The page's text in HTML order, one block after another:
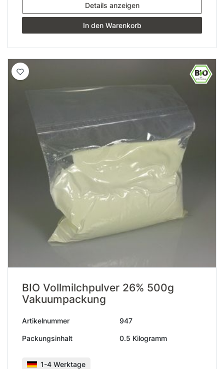
Details anzeigen
In den Warenkorb
BIO Vollmilchpulver 26% 500g
Vakuumpackung
Artikelnummer 947
Packungsinhalt 0.5 Kilogramm
1-4 Werktage